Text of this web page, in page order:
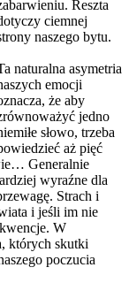
Reszta
ciemnej
naszego bytu.
naturalna asymetria
emocji
że aby
jedno
słowo, trzeba
aż pięć
Generalnie
wyraźne dla
Strach i
i jeśli im nie
W
których skutki
poczucia